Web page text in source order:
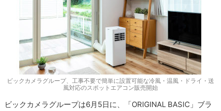
ビックカメラグループ、工事不要で簡単に設置可能な冷風・温風・ドライ・送
風対応のスポットエアコン販売開始
ビックカメラグループは6月5日に、「ORIGINAL BASIC」ブラ